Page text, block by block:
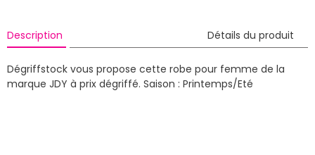
Description Détails du produit
Dégriffstock vous propose cette robe pour femme de la
marque JDY à prix dégriffé. Saison : Printemps/Eté